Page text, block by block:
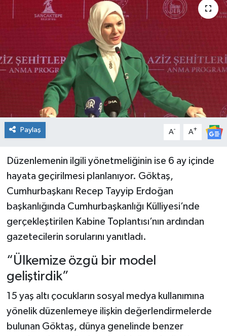
Paylaş A- A+
Düzenlemenin ilgili yönetmeliğinin ise 6 ay içinde
hayata geçirilmesi planlanıyor. Göktaş,
Cumhurbaşkanı Recep Tayyip Erdoğan
başkanlığında Cumhurbaşkanlığı Külliyesi’nde
gerçekleştirilen Kabine Toplantısı’nın ardından
gazetecilerin sorularını yanıtladı.
“Ülkemize özgü bir model
geliştirdik”
15 yaş altı çocukların sosyal medya kullanımına
yönelik düzenlemeye ilişkin değerlendirmelerde
bulunan Göktaş, dünya genelinde benzer
Tatil ve Seyahat
Çevre
Okul Gazetesi